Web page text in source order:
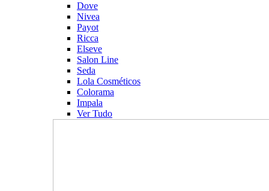
Dove
Nivea
Payot
Ricca
Elseve
Salon Line
Seda
Lola Cosméticos
Colorama
Impala
Ver Tudo